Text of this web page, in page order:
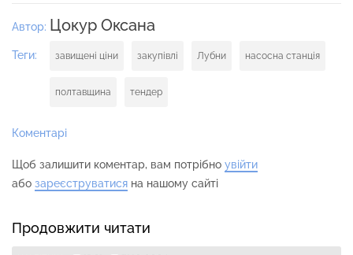
Автор: Цокур Оксана
Теги: завищені ціни закупівлі Лубни насосна станція
полтавщина тендер
Коментарі
Щоб залишити коментар, вам потрібно увійти
або зареєструватися на нашому сайті
Продовжити читати